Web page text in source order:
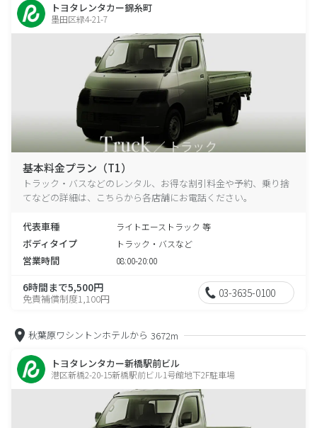
トヨタレンタカー錦糸町
墨田区緑4-21-7
基本料金プラン（T1）
トラック・バスなどのレンタル、お得な割引料金や予約、乗り捨
てなどの詳細は、こちらから各店舗にお電話ください。
代表車種 ライトエーストラック 等
ボディタイプ トラック・バスなど
営業時間 08:00-20:00
6時間まで5,500円
免責補償制度1,100円 03-3635-0100
秋葉原ワシントンホテルから 3672m
トヨタレンタカー新橋駅前ビル
港区新橋2-20-15新橋駅前ビル1号館地下2F駐車場